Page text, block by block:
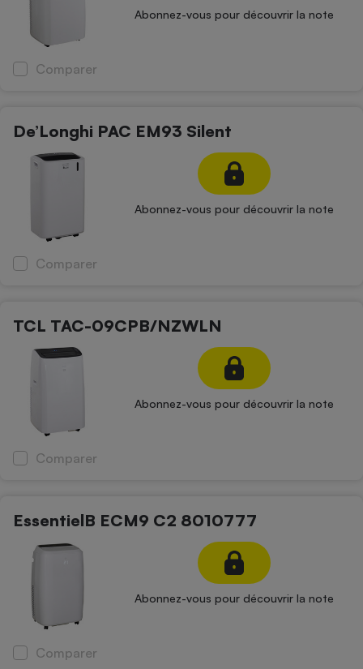
Abonnez-vous pour découvrir la note
Comparer
De’Longhi PAC EM93 Silent
Abonnez-vous pour découvrir la note
Comparer
TCL TAC-09CPB/NZWLN
Abonnez-vous pour découvrir la note
Comparer
EssentielB ECM9 C2 8010777
Abonnez-vous pour découvrir la note
Comparer